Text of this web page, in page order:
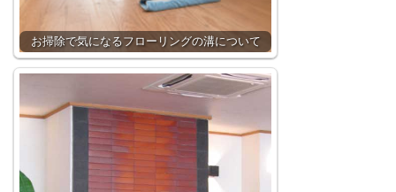
お掃除で気になるフローリングの溝について